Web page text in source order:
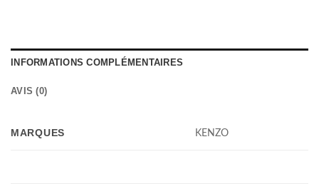
INFORMATIONS COMPLÉMENTAIRES
AVIS (0)
MARQUES KENZO